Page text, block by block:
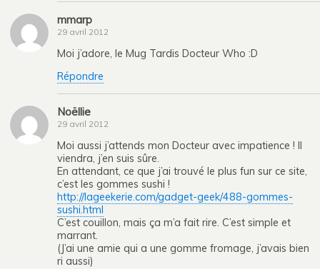
mmarp
29 avril 2012
Moi j’adore, le Mug Tardis Docteur Who :D
Répondre
Noëllie
29 avril 2012
Moi aussi j’attends mon Docteur avec impatience ! Il
viendra, j’en suis sûre.
En attendant, ce que j’ai trouvé le plus fun sur ce site,
c’est les gommes sushi !
http://lageekerie.com/gadget-geek/488-gommes-
sushi.html
C’est couillon, mais ça m’a fait rire. C’est simple et
marrant.
(J’ai une amie qui a une gomme fromage, j’avais bien
ri aussi)